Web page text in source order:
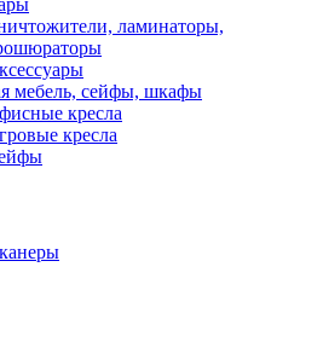
ламинаторы,
мебель, сейфы, шкафы
кресла
кресла